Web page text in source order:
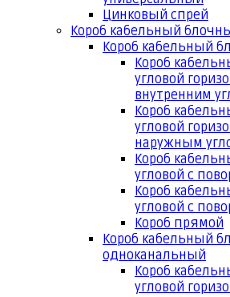
Цинковый спрей
Короб кабельный
Короб кабельный
Короб
угловой
внутренним
Короб
угловой
наружным
Короб
угловой с
Короб
угловой с
Короб прямой
Короб кабельный
одноканальный
Короб
угловой